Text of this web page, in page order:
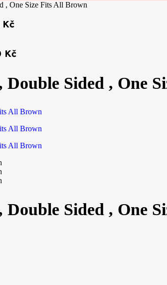
, One Size Fits All Brown
Kč
Kč
Sided , One
Sided , One